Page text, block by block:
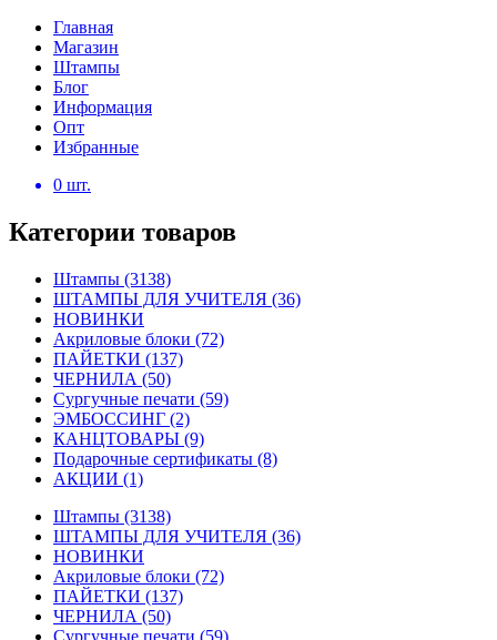
Главная
Магазин
Штампы
Блог
Информация
Опт
Избранные
0 шт.
Категории товаров
Штампы (3138)
ШТАМПЫ ДЛЯ УЧИТЕЛЯ (36)
НОВИНКИ
Акриловые блоки (72)
ПАЙЕТКИ (137)
ЧЕРНИЛА (50)
Сургучные печати (59)
ЭМБОССИНГ (2)
КАНЦТОВАРЫ (9)
Подарочные сертификаты (8)
АКЦИИ (1)
Штампы (3138)
ШТАМПЫ ДЛЯ УЧИТЕЛЯ (36)
НОВИНКИ
Акриловые блоки (72)
ПАЙЕТКИ (137)
ЧЕРНИЛА (50)
Сургучные печати (59)